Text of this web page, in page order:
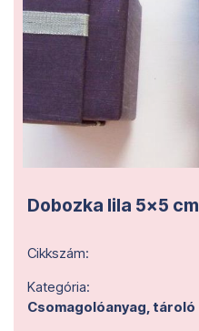
Dobozka lila 5x5 cm
Cikkszám:
Kategória:
Csomagolóanyag, tároló